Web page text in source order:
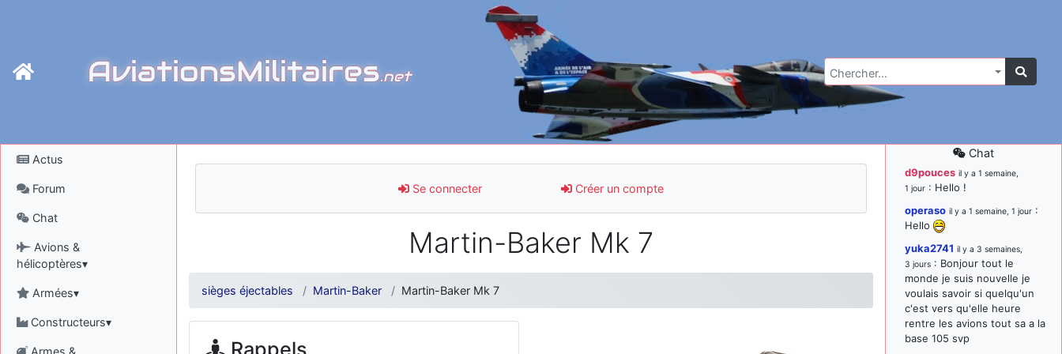
AviationsMilitaires.net Chercher…
Actus
Forum
Chat
Avions &
hélicoptères▾
Armées▾
Constructeurs▾
Armes &
Se connecter Créer un compte
Martin-Baker Mk 7
sièges éjectables Martin-Baker Martin-Baker Mk 7
Rappels
Chat
d9pouces il y a 1 semaine,
1 jour : Hello !
operaso il y a 1 semaine, 1 jour :
Hello
yuka2741 il y a 3 semaines,
3 jours : Bonjour tout le
monde je suis nouvelle je
voulais savoir si quelqu'un
c'est vers qu'elle heure
rentre les avions tout sa a la
base 105 svp